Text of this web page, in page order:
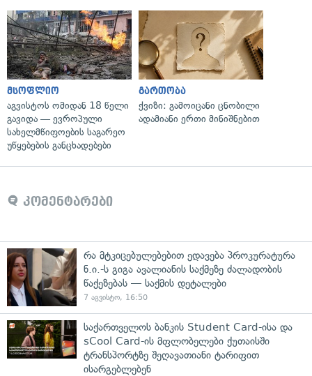
მსოფლიო
აგვისტოს ომიდან 18 წელი
გავიდა — ევროპული
სახელმწიფოების საგარეო
უწყებების განცხადებები
გართობა
ქვიზი: გამოიცანი ცნობილი
ადამიანი ერთი მინიშნებით
კომენტარები
რა მტკიცებულებებით ედავება პროკურატურა
ნ.ი.-ს გიგა ავალიანის საქმეზე ძალადობის
წაქეზებას — საქმის დეტალები
7 აგვისტო, 16:50
საქართველოს ბანკის Student Card-ისა და
sCool Card-ის მფლობელები ქუთაისში
ტრანსპორტზე შეღავათიანი ტარიფით
ისარგებლებენ